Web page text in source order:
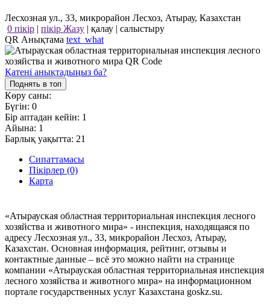
Лесхозная ул., 33, микрорайон Лесхоз, Атырау, Казахстан
0 пікір | пікір Жазу | қалау | салыстыру
QR Анықтама text_what
Қатені анықтадыңыз ба?
Поднять в топ
Көру саны:
Бүгін: 0
Бір аптадан кейін: 1
Айына: 1
Барлық уақытта: 21
Сипаттамасы
Пікірлер (0)
Карта
«Атырауская областная территориальная инспекция лесного
хозяйства и животного мира» - инспекция, находящаяся по
адресу Лесхозная ул., 33, микрорайон Лесхоз, Атырау,
Казахстан. Основная информация, рейтинг, отзывы и
контактные данные – всё это можно найти на странице
компании «Атырауская областная территориальная инспекция
лесного хозяйства и животного мира» на информационном
портале государственных услуг Казахстана goskz.su.